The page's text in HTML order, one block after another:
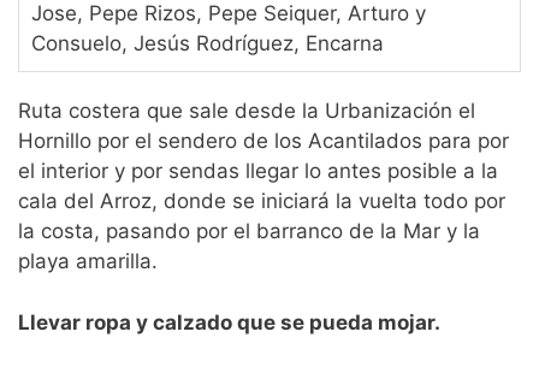
Jose, Pepe Rizos, Pepe Seiquer, Arturo y
Consuelo, Jesús Rodríguez, Encarna
Ruta costera que sale desde la Urbanización el
Hornillo por el sendero de los Acantilados para por
el interior y por sendas llegar lo antes posible a la
cala del Arroz, donde se iniciará la vuelta todo por
la costa, pasando por el barranco de la Mar y la
playa amarilla.
Llevar ropa y calzado que se pueda mojar.